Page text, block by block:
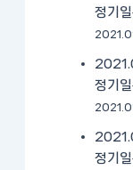
정기
정기
정기